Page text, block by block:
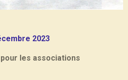
2023
les associations